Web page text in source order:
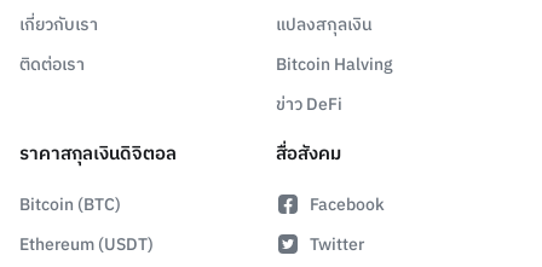
เกี่ยวกับเรา
ติดต่อเรา
แปลงสกุลเงิน
Bitcoin Halving
ข่าว DeFi
ราคาสกุลเงินดิจิตอล
Bitcoin (BTC)
Ethereum (USDT)
สื่อสังคม
Facebook
Twitter